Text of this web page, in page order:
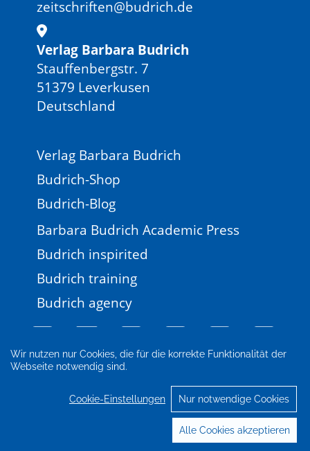
Wir nutzen nur Cookies, die für die korrekte Funktionalität der
Webseite notwendig sind.
Cookie-Einstellungen Nur notwendige Cookies
Alle Cookies akzeptieren
zeitschriften@budrich.de
Verlag Barbara Budrich
Stauffenbergstr. 7
51379 Leverkusen
Deutschland
Verlag Barbara Budrich
Budrich-Shop
Budrich-Blog
Barbara Budrich Academic Press
Budrich inspirited
Budrich training
Budrich agency
Impressum
Datenschutz
Cookie-Einstellungen
© 2026 Verlag Barbara Budrich